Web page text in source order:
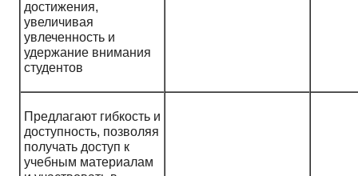
достижения,
увеличивая
увлеченность и
удержание внимания
студентов
Предлагают гибкость и
доступность, позволяя
получать доступ к
учебным материалам